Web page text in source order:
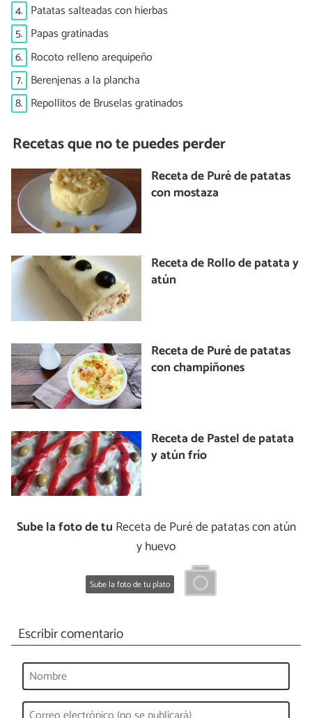
4. Patatas salteadas con hierbas
5. Papas gratinadas
6. Rocoto relleno arequipeño
7. Berenjenas a la plancha
8. Repollitos de Bruselas gratinados
Recetas que no te puedes perder
Receta de Puré de patatas
con mostaza
Receta de Rollo de patata y
atún
Receta de Puré de patatas
con champiñones
Receta de Pastel de patata
y atún frío
Sube la foto de tu Receta de Puré de patatas con atún
y huevo
Sube la foto de tu plato
Escribir comentario